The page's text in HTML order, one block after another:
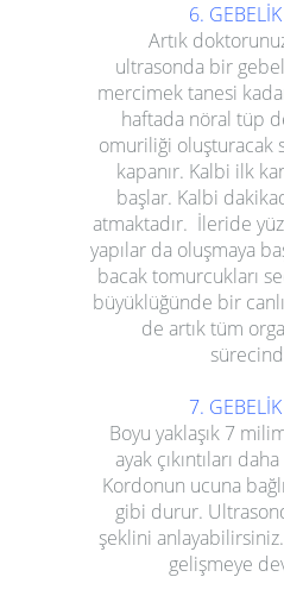
6.
Artık
ultrasonda bir
mercimek tanesi
haftada nöral tüp
omuriliği oluşturacak
kapanır. Kalbi ilk
başlar. Kalbi
atmaktadır. İleride
yapılar da oluşmaya
bacak tomurcukları
büyüklüğünde bir
de artık tüm
7.
Boyu yaklaşık 7
ayak çıkıntıları
Kordonun ucuna
gibi durur.
şeklini
gelişmeye